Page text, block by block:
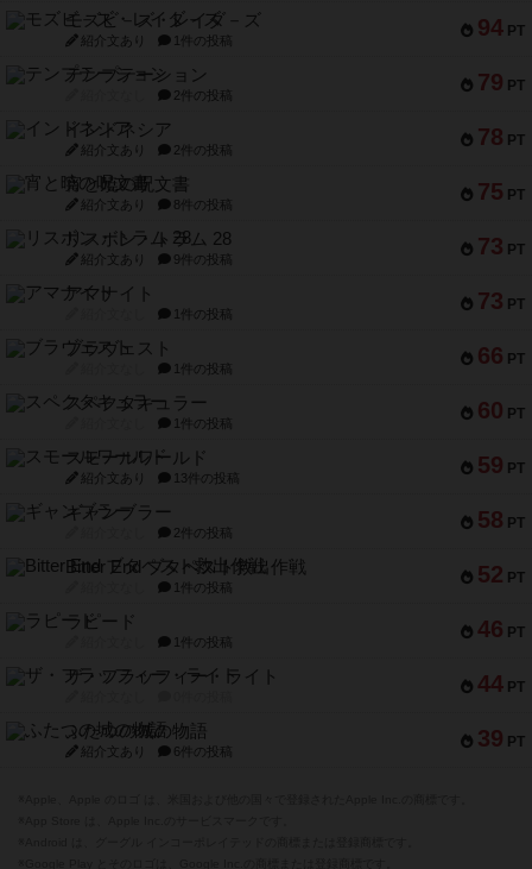
94 PT
モズビ－ズ・レイダ－ズ
紹介文あり 1件の投稿
79 PT
テンプテーション
2件の投稿
78 PT
インドネシア
紹介文あり 2件の投稿
75 PT
宵と暁の呪文書
紹介文あり 8件の投稿
73 PT
リスボン・トラム 28
紹介文あり 9件の投稿
73 PT
アマナイト
1件の投稿
66 PT
ブラヴェスト
1件の投稿
60 PT
スペクタキュラー
1件の投稿
59 PT
スモールワールド
紹介文あり 13件の投稿
58 PT
ギャンブラー
2件の投稿
52 PT
Bitter End ブタペスト救出作戦
1件の投稿
46 PT
ラピード
1件の投稿
44 PT
ザ・フラッフィー・ライト
39 PT
ふたつの城の物語
紹介文あり 6件の投稿